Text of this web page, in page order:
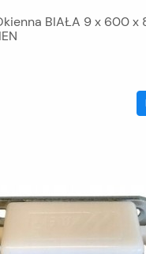
BIAŁA 9 x 600 x